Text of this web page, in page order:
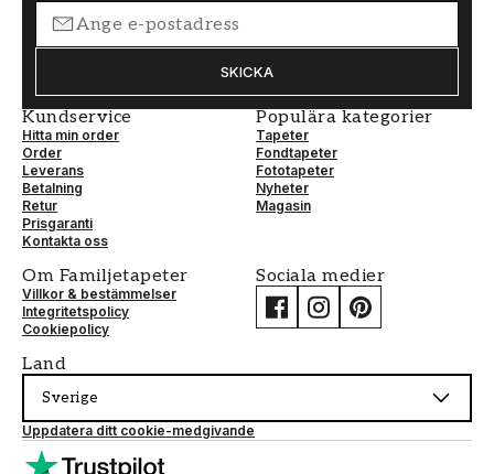
SKICKA
Kundservice
Hitta min order
Order
Leverans
Betalning
Retur
Prisgaranti
Kontakta oss
Populära kategorier
Tapeter
Fondtapeter
Fototapeter
Nyheter
Magasin
Om Familjetapeter
Villkor & bestämmelser
Integritetspolicy
Cookiepolicy
Sociala medier
Land
Sverige
Uppdatera ditt cookie-medgivande